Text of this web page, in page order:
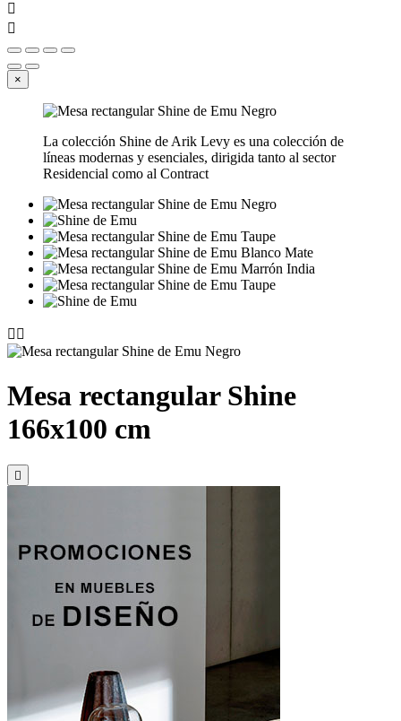


×
La colección Shine de Arik Levy es una colección de
líneas modernas y esenciales, dirigida tanto al sector
Residencial como al Contract
 
Mesa rectangular Shine
166x100 cm
